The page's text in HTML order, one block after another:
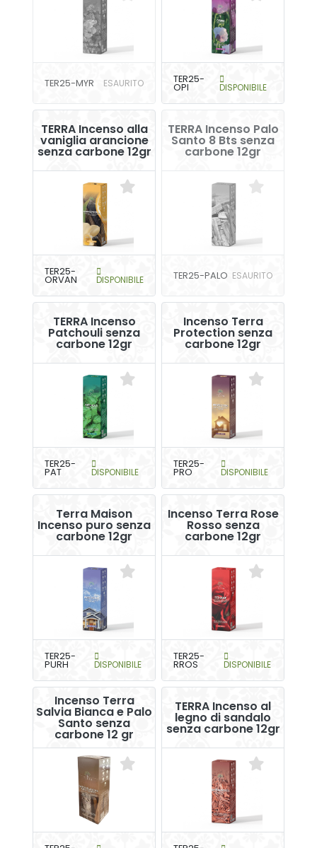
TER25-MYR ESAURITO TER25-
OPI DISPONIBILE
TERRA Incenso alla
vaniglia arancione
senza carbone 12gr
TER25-
ORVAN DISPONIBILE
TERRA Incenso Palo
Santo 8 Bts senza
carbone 12gr
TER25-PALO ESAURITO
TERRA Incenso
Patchouli senza
carbone 12gr
TER25-
PAT DISPONIBILE
Incenso Terra
Protection senza
carbone 12gr
TER25-
PRO DISPONIBILE
Terra Maison
Incenso puro senza
carbone 12gr
TER25-
PURH DISPONIBILE
Incenso Terra Rose
Rosso senza
carbone 12gr
TER25-
RROS DISPONIBILE
Incenso Terra
Salvia Bianca e Palo
Santo senza
carbone 12 gr
TERRA Incenso al
legno di sandalo
senza carbone 12gr